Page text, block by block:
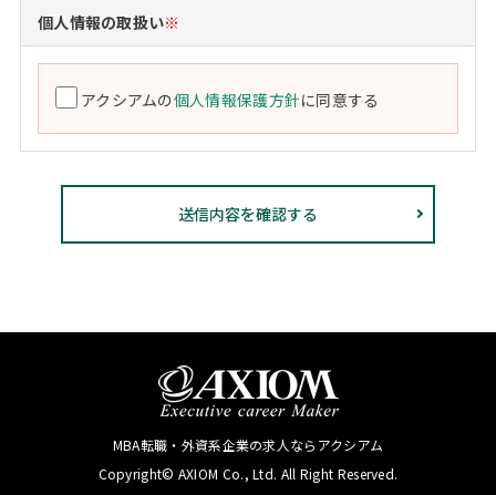
個人情報の取扱い※
アクシアムの個人情報保護方針に同意する
MBA転職・外資系企業の求人ならアクシアム
Copyright© AXIOM Co., Ltd. All Right Reserved.